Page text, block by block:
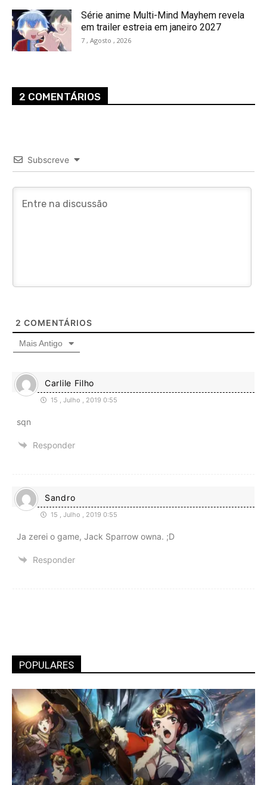
Série anime Multi-Mind Mayhem revela
em trailer estreia em janeiro 2027
7 , Agosto , 2026
2 COMENTÁRIOS
Subscreve
2 COMENTÁRIOS
Mais Antigo
Carlile Filho
15 , Julho , 2019 0:55
sqn
Responder
Sandro
15 , Julho , 2019 0:55
Ja zerei o game, Jack Sparrow owna. ;D
Responder
POPULARES